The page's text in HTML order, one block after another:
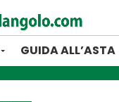
GUIDA ALL’ASTA